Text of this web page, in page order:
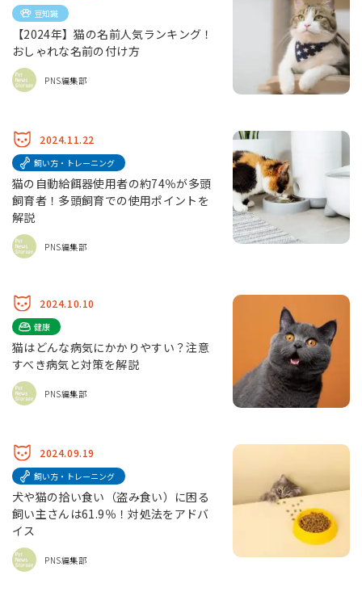
豆知識
【2024年】猫の名前人気ランキング！
おしゃれな名前の付け方
PNS編集部
2024.11.22
飼い方・トレーニング
猫の自動給餌器使用者の約74％が多頭
飼育者！多頭飼育での使用ポイントを
解説
PNS編集部
2024.10.10
健康
猫はどんな病気にかかりやすい？注意
すべき病気と対策を解説
PNS編集部
2024.09.19
飼い方・トレーニング
犬や猫の拾い食い（盗み食い）に困る
飼い主さんは61.9％！対処法をアドバ
イス
PNS編集部